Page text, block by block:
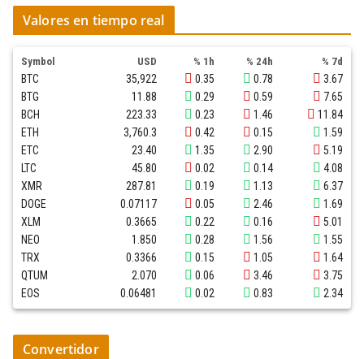
Valores en tiempo real
Symbol USD % 1h % 24h % 7d
BTC 35,922 0.35 0.78
3.67
BTG
11.88 0.29 0.59
7.65
BCH
223.33 0.23 1.46
11.84
ETH
3,760.3 0.42 0.15
1.59
ETC
23.40 1.35 2.90
5.19
LTC
45.80 0.02 0.14
4.08
XMR
287.81 0.19 1.13
6.37
DOGE
0.07117 0.05 2.46
1.69
XLM
0.3665 0.22 0.16
5.01
NEO
1.850 0.28 1.56
1.55
TRX
0.3366 0.15 1.05
1.64
QTUM
2.070 0.06 3.46
3.75
EOS
0.06481 0.02 0.83 2.34
Convertidor